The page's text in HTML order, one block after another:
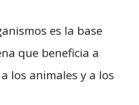
es la base
que beneficia a
los animales y a los